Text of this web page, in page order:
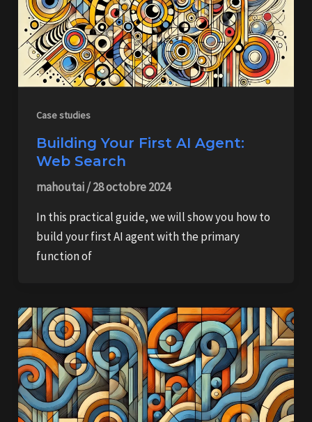
Case studies
Building Your First AI Agent:
Web Search
mahoutai/28 octobre 2024
In this practical guide, we will show you how to
build your first AI agent with the primary
function of